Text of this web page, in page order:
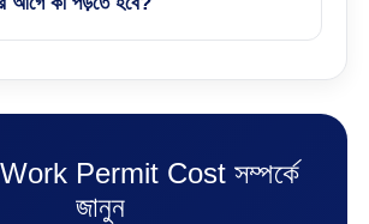
Permit Cost সম্পর্কে
জানুন